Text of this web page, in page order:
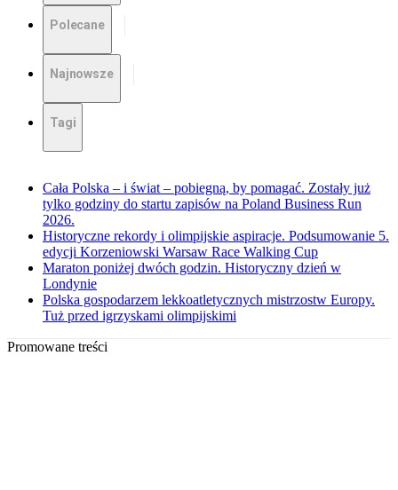
Polecane
Najnowsze
Tagi
Cała Polska – i świat – pobiegną, by pomagać. Zostały już
tylko godziny do startu zapisów na Poland Business Run
2026.
Historyczne rekordy i olimpijskie aspiracje. Podsumowanie 5.
edycji Korzeniowski Warsaw Race Walking Cup
Maraton poniżej dwóch godzin. Historyczny dzień w
Londynie
Polska gospodarzem lekkoatletycznych mistrzostw Europy.
Tuż przed igrzyskami olimpijskimi
Promowane treści